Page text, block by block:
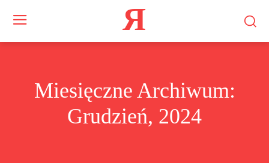
Я
Miesięczne Archiwum:
Grudzień, 2024